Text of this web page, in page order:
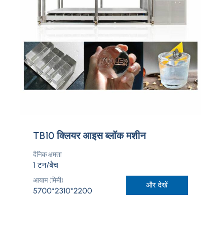
TB10 क्लियर आइस ब्लॉक मशीन
दैनिक क्षमता
1 टन/बैच
आयाम (मिमी)
5700*2310*2200
और देखें